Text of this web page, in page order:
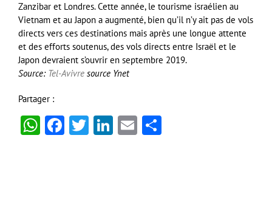
Zanzibar et Londres. Cette année, le tourisme israélien au
Vietnam et au Japon a augmenté, bien qu’il n’y ait pas de vols
directs vers ces destinations mais après une longue attente
et des efforts soutenus, des vols directs entre Israël et le
Japon devraient s’ouvrir en septembre 2019.
Source: Tel-Avivre source Ynet
Partager :
WhatsApp
Facebook
Twitter
LinkedIn
Email